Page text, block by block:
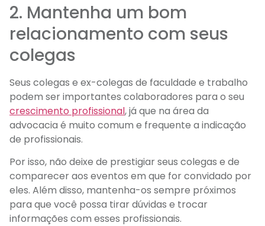
2. Mantenha um bom
relacionamento com seus
colegas
Seus colegas e ex-colegas de faculdade e trabalho
podem ser importantes colaboradores para o seu
crescimento profissional, já que na área da
advocacia é muito comum e frequente a indicação
de profissionais.
Por isso, não deixe de prestigiar seus colegas e de
comparecer aos eventos em que for convidado por
eles. Além disso, mantenha-os sempre próximos
para que você possa tirar dúvidas e trocar
informações com esses profissionais.